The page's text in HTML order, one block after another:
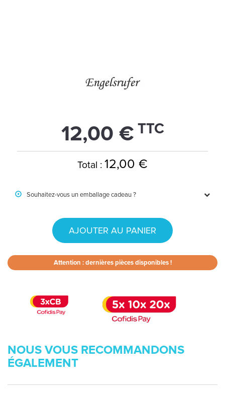
12,00 € TTC
Total : 12,00 €
Souhaitez-vous un emballage cadeau ?
AJOUTER AU PANIER
Attention : dernières pièces disponibles !
NOUS VOUS RECOMMANDONS
ÉGALEMENT